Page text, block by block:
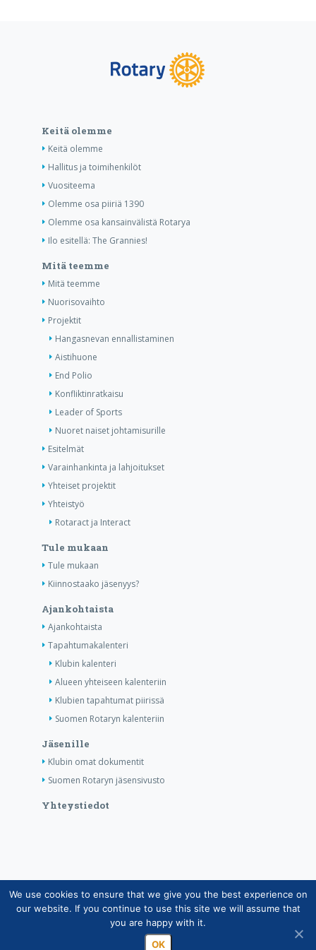
Keitä olemme
Keitä olemme
Hallitus ja toimihenkilöt
Vuositeema
Olemme osa piiriä 1390
Olemme osa kansainvälistä Rotarya
Ilo esitellä: The Grannies!
Mitä teemme
Mitä teemme
Nuorisovaihto
Projektit
Hangasnevan ennallistaminen
Aistihuone
End Polio
Konfliktinratkaisu
Leader of Sports
Nuoret naiset johtamisurille
Esitelmät
Varainhankinta ja lahjoitukset
Yhteiset projektit
Yhteistyö
Rotaract ja Interact
Tule mukaan
Tule mukaan
Kiinnostaako jäsenyys?
Ajankohtaista
Ajankohtaista
Tapahtumakalenteri
Klubin kalenteri
Alueen yhteiseen kalenteriin
Klubien tapahtumat piirissä
Suomen Rotaryn kalenteriin
Jäsenille
Klubin omat dokumentit
Suomen Rotaryn jäsensivusto
Yhteystiedot
Copyright © Suomen Rotarypalvelu ry 2026 |
Jäsentietojärjestelmän tietosuojaseloste|Henkilötietojen
käsittely Rotarytoiminnassa
We use cookies to ensure that we give you the best experience on
our website. If you continue to use this site we will assume that
you are happy with it.
OK